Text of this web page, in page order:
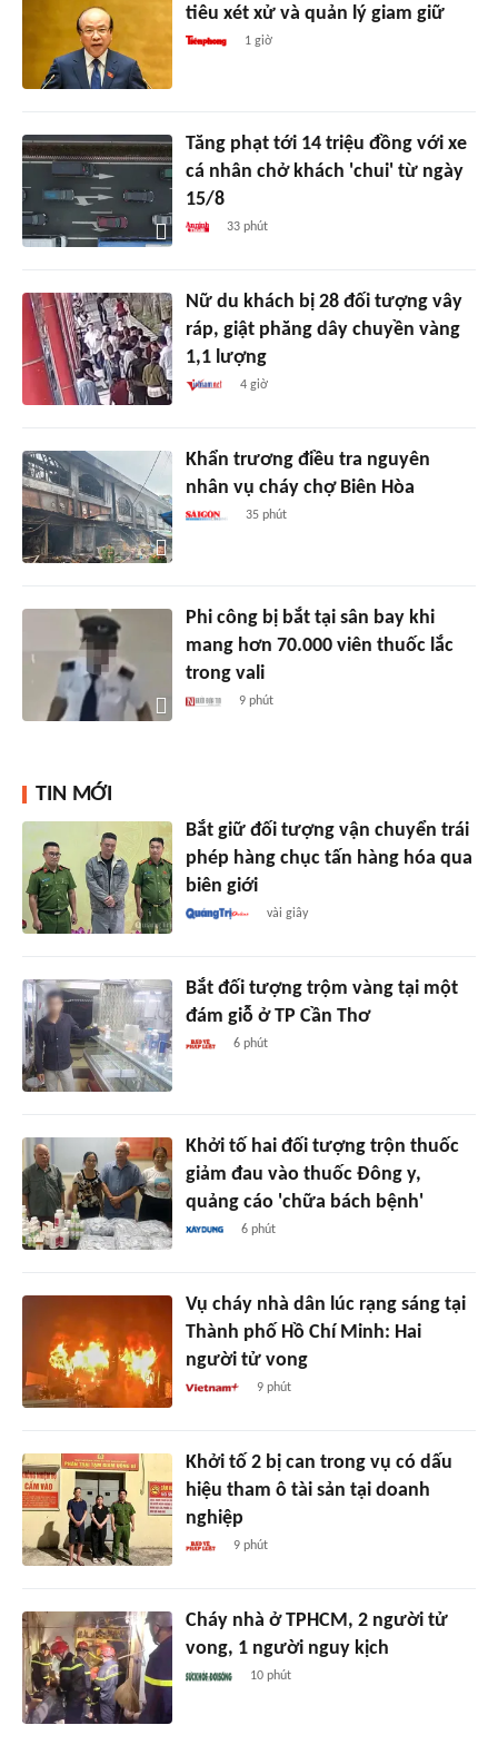
tiêu xét xử và quản lý giam giữ
1 giờ
Tăng phạt tới 14 triệu đồng với xe
cá nhân chở khách 'chui' từ ngày
15/8
33 phút
Nữ du khách bị 28 đối tượng vây
ráp, giật phăng dây chuyền vàng
1,1 lượng
4 giờ
Khẩn trương điều tra nguyên
nhân vụ cháy chợ Biên Hòa
35 phút
Phi công bị bắt tại sân bay khi
mang hơn 70.000 viên thuốc lắc
trong vali
9 phút
TIN MỚI
Bắt giữ đối tượng vận chuyển trái
phép hàng chục tấn hàng hóa qua
biên giới
vài giây
Bắt đối tượng trộm vàng tại một
đám giỗ ở TP Cần Thơ
6 phút
Khởi tố hai đối tượng trộn thuốc
giảm đau vào thuốc Đông y,
quảng cáo 'chữa bách bệnh'
6 phút
Vụ cháy nhà dân lúc rạng sáng tại
Thành phố Hồ Chí Minh: Hai
người tử vong
9 phút
Khởi tố 2 bị can trong vụ có dấu
hiệu tham ô tài sản tại doanh
nghiệp
9 phút
Cháy nhà ở TPHCM, 2 người tử
vong, 1 người nguy kịch
10 phút